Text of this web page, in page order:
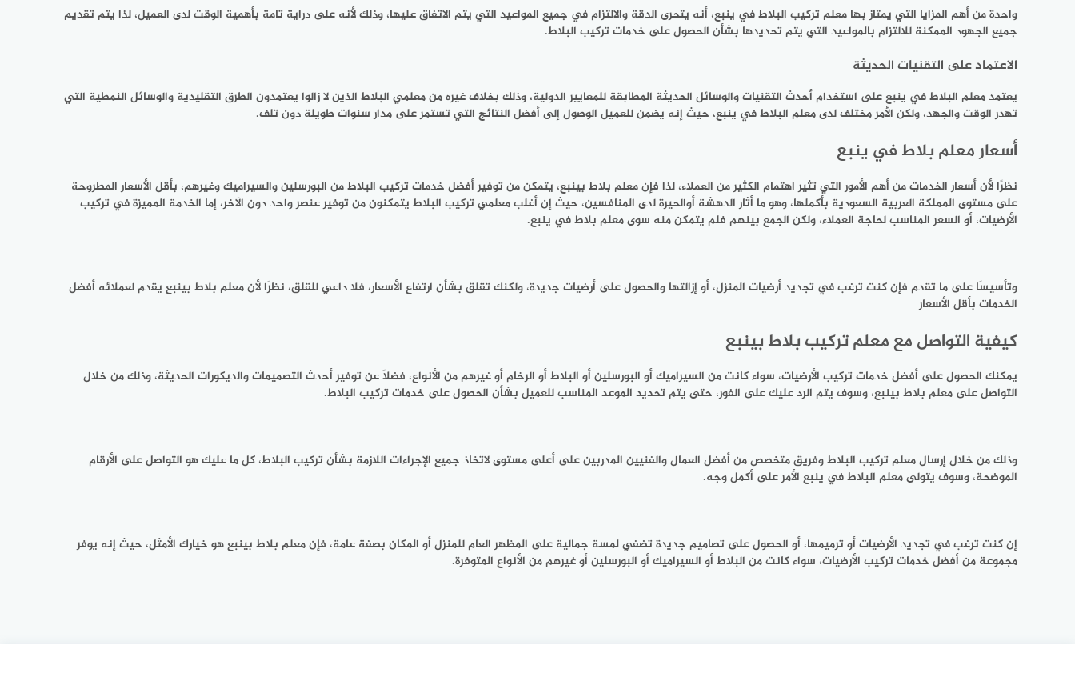
واحدة من أهم المزايا التي يمتاز بها معلم تركيب البلاط في ينبع، أنه يتحرى الدقة والالتزام في جميع المواعيد التي يتم الاتفاق عليها، وذلك لأنه على دراية تامة بأهمية الوقت لدى العميل، لذا يتم تقديم
جميع الجهود الممكنة للالتزام بالمواعيد التي يتم تحديدها بشأن الحصول على خدمات تركيب البلاط.
الاعتماد على التقنيات الحديثة
يعتمد معلم البلاط في ينبع على استخدام أحدث التقنيات والوسائل الحديثة المطابقة للمعايير الدولية، وذلك بخلاف غيره من معلمي البلاط الذين لا زالوا يعتمدون الطرق التقليدية والوسائل النمطية التي
تهدر الوقت والجهد، ولكن الأمر مختلف لدى معلم البلاط في ينبع، حيث إنه يضمن للعميل الوصول إلى أفضل النتائج التي تستمر على مدار سنوات طويلة دون تلف.
أسعار معلم بلاط في ينبع
نظرًا لأن أسعار الخدمات من أهم الأمور التي تثير اهتمام الكثير من العملاء، لذا فإن معلم بلاط بينبع، يتمكن من توفير أفضل خدمات تركيب البلاط من البورسلين والسيراميك وغيرهم، بأقل الأسعار المطروحة
على مستوى المملكة العربية السعودية بأكملها، وهو ما أثار الدهشة أوالحيرة لدى المنافسين، حيث إن أغلب معلمي تركيب البلاط يتمكنون من توفير عنصر واحد دون الآخر، إما الخدمة المميزة في تركيب
الأرضيات، أو السعر المناسب لحاجة العملاء، ولكن الجمع بينهم فلم يتمكن منه سوى معلم بلاط في ينبع.
وتأسيسًا على ما تقدم فإن كنت ترغب في تجديد أرضيات المنزل، أو إزالتها والحصول على أرضيات جديدة، ولكنك تقلق بشأن ارتفاع الأسعار، فلا داعي للقلق، نظرًا لأن معلم بلاط بينبع يقدم لعملائه أفضل
الخدمات بأقل الأسعار
كيفية التواصل مع معلم تركيب بلاط بينبع
يمكنك الحصول على أفضل خدمات تركيب الأرضيات، سواء كانت من السيراميك أو البورسلين أو البلاط أو الرخام أو غيرهم من الأنواع، فضلًا عن توفير أحدث التصميمات والديكورات الحديثة، وذلك من خلال
التواصل على معلم بلاط بينبع، وسوف يتم الرد عليك على الفور، حتى يتم تحديد الموعد المناسب للعميل بشأن الحصول على خدمات تركيب البلاط.
وذلك من خلال إرسال معلم تركيب البلاط وفريق متخصص من أفضل العمال والفنيين المدربين على أعلى مستوى لاتخاذ جميع الإجراءات اللازمة بشأن تركيب البلاط، كل ما عليك هو التواصل على الأرقام
الموضحة، وسوف يتولى معلم البلاط في ينبع الأمر على أكمل وجه.
إن كنت ترغب في تجديد الأرضيات أو ترميمها، أو الحصول على تصاميم جديدة تضفي لمسة جمالية على المظهر العام للمنزل أو المكان بصفة عامة، فإن معلم بلاط بينبع هو خيارك الأمثل، حيث إنه يوفر
مجموعة من أفضل خدمات تركيب الأرضيات، سواء كانت من البلاط أو السيراميك أو البورسلين أو غيرهم من الأنواع المتوفرة.